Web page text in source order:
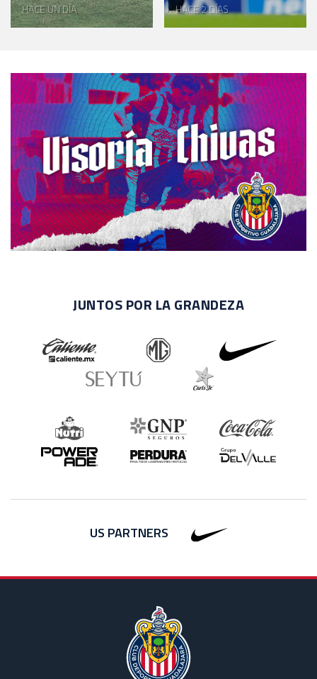
HACE UN DÍA HACE 2 DÍAS
JUNTOS POR LA GRANDEZA
US PARTNERS